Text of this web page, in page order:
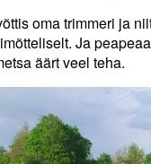
oma trimmeri ja
Ja
äärt veel teha.